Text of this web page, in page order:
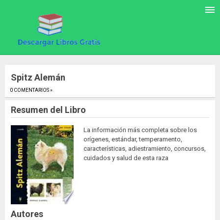
Spitz Alemán
0 COMENTARIOS ».
Resumen del Libro
La información más completa sobre los
orígenes, estándar, temperamento,
características, adiestramiento, concursos,
cuidados y salud de esta raza
Autores